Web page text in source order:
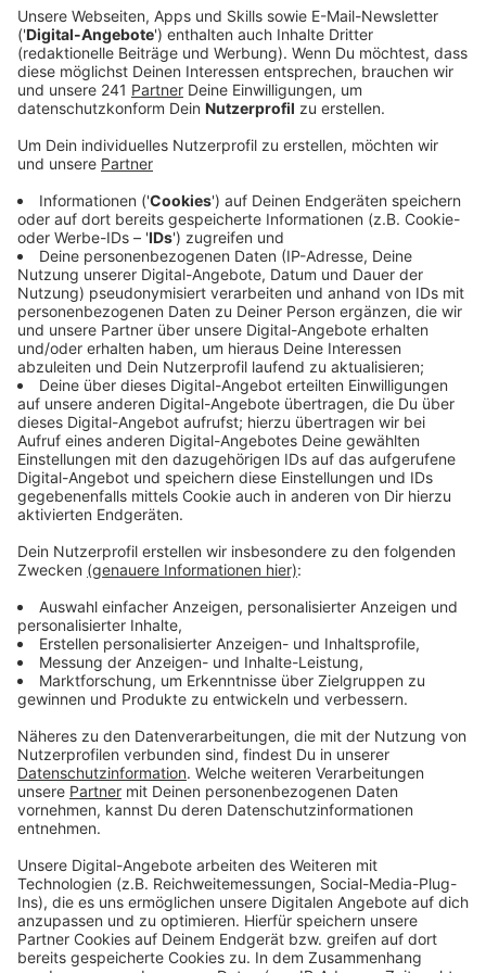
Anzeige
Feste Stationen, Anmeldung mit
Personalausweis
Anzeige
Feste Ausleihstationen, begrenzte Stückzahl und
Anmeldung mit Personalausweis. Was sich die Stadt
unter dem E-Scooter-Verleih in Leverkusen vorstellt,
ist ein vergleichsweise konservatives Modell.
Deswegen steht eine Einigung zwischen dem ersten
Scooterunternehmen und der Verwaltung wohl noch
auf der Kippe, berichtet der Leverkusener Anzeiger
aus dem Finanzausschuss. Demnach hat der
Scooterverleiher sich nochmal an die Stadtpolitik
gewandt und angedeutet, dass eine Einigung so
schwierig werden könnte. Die Stadt will aber erstmal
an ihren Auflagen für die Scooter festhalten. Das
Anzeige
Anzeige
Wieder mehr Scheidungen in Leverkusen
Diese Fähre soll bald in Leverkusen fahren
Welche Flächen in Leverkusen sollen frei werden?
Anzeige